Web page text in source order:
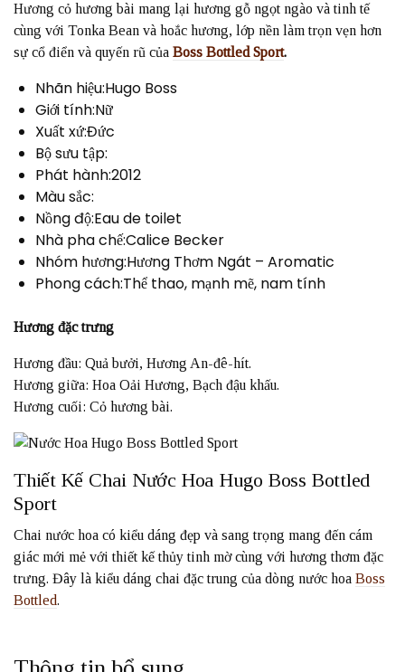
Hương cỏ hương bài mang lại hương gỗ ngọt ngào và tinh tế
cùng với Tonka Bean và hoắc hương, lớp nền làm trọn vẹn hơn
sự cổ điển và quyến rũ của Boss Bottled Sport.
Nhãn hiệu:Hugo Boss
Giới tính:Nữ
Xuất xứ:Đức
Bộ sưu tập:
Phát hành:2012
Màu sắc:
Nồng độ:Eau de toilet
Nhà pha chế:Calice Becker
Nhóm hương:Hương Thơm Ngát – Aromatic
Phong cách:Thể thao, mạnh mẽ, nam tính
Hương đặc trưng
Hương đầu: Quả bưởi, Hương An-đê-hít.
Hương giữa: Hoa Oải Hương, Bạch đậu khấu.
Hương cuối: Cỏ hương bài.
Thiết Kế Chai Nước Hoa Hugo Boss Bottled
Sport
Chai nước hoa có kiểu dáng đẹp và sang trọng mang đến cám
giác mới mẻ với thiết kế thủy tinh mờ cùng với hương thơm đặc
trưng. Đây là kiểu dáng chai đặc trung của dòng nước hoa Boss
Bottled.